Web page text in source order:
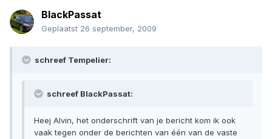
BlackPassat
Geplaatst 26 september, 2009
schreef Tempelier:
schreef BlackPassat:
Heej Alvin, het onderschrift van je bericht kom ik ook
vaak tegen onder de berichten van één van de vaste